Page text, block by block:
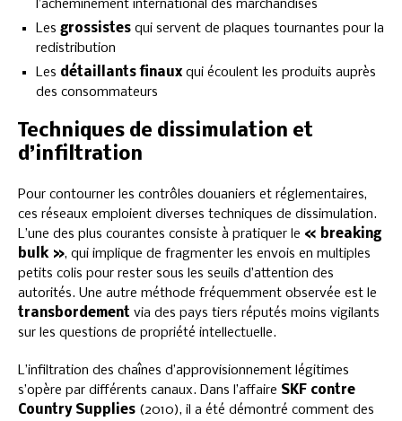
l’acheminement international des marchandises
Les grossistes qui servent de plaques tournantes pour la
redistribution
Les détaillants finaux qui écoulent les produits auprès
des consommateurs
Techniques de dissimulation et
d’infiltration
Pour contourner les contrôles douaniers et réglementaires,
ces réseaux emploient diverses techniques de dissimulation.
L’une des plus courantes consiste à pratiquer le « breaking
bulk », qui implique de fragmenter les envois en multiples
petits colis pour rester sous les seuils d’attention des
autorités. Une autre méthode fréquemment observée est le
transbordement via des pays tiers réputés moins vigilants
sur les questions de propriété intellectuelle.
L’infiltration des chaînes d’approvisionnement légitimes
s’opère par différents canaux. Dans l’affaire SKF contre
Country Supplies (2010), il a été démontré comment des